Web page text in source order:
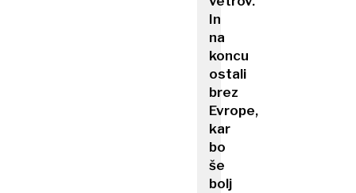
In
na
koncu
ostali
brez
Evrope,
kar
bo
še
bolj